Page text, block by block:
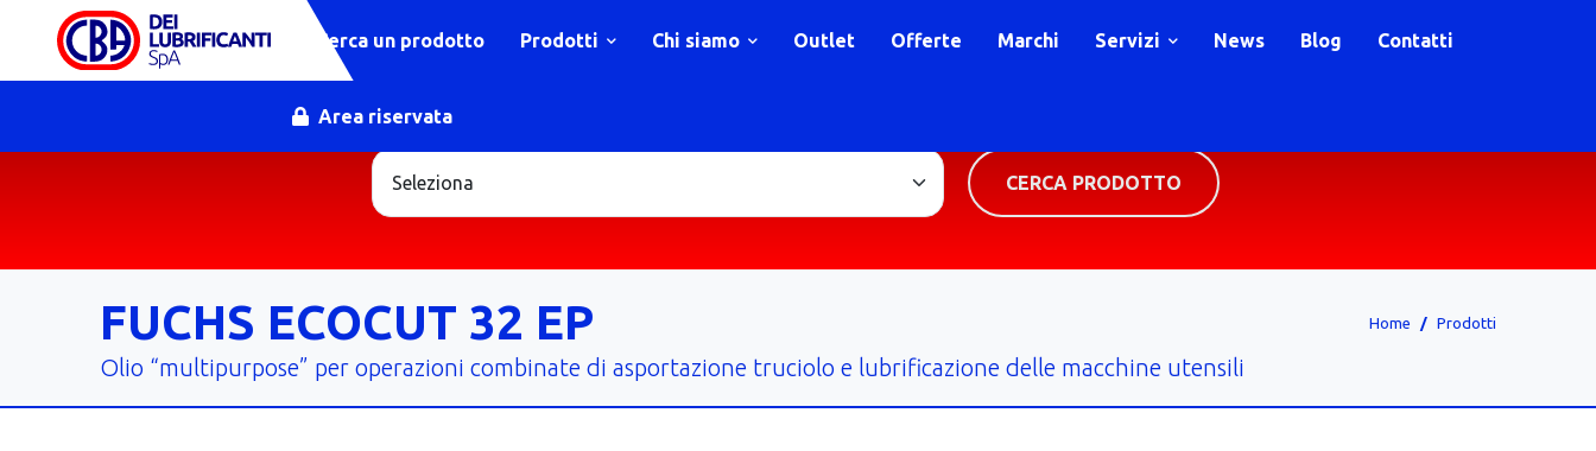
Cerca un prodotto Prodotti Chi siamo Outlet Offerte Marchi Servizi News Blog Contatti
Area riservata
CERCA PRODOTTO
FUCHS ECOCUT 32 EP
Olio “multipurpose” per operazioni combinate di asportazione truciolo e lubrificazione delle macchine utensili
Home Prodotti